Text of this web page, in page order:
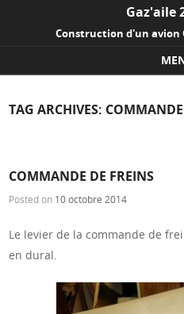
Gaz'aile
Construction d'un avion
TAG ARCHIVES:
COMMANDE DE FREINS
Posted on 10 octobre 2014
Le levier de la commande de
en dural.